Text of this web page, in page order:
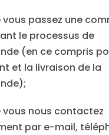
vous passez une
le processus de
(en ce compris
et la livraison de la
vous nous contactez
par e-mail,